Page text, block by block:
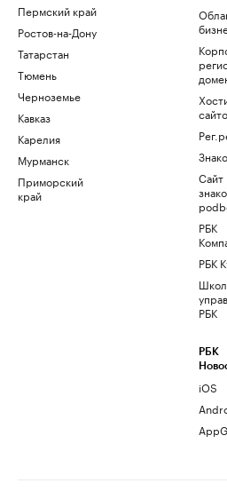
Пермский край
Ростов-на-Дону
Татарстан
Тюмень
Черноземье
Кавказ
Карелия
Мурманск
Приморский
край
Сайт
РБК
РБК
РБК
РБК
iOS